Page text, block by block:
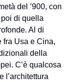
del ’900, con
di quella
Al di
fra Usa e Cina,
della
C’è qualcosa
l’architettura